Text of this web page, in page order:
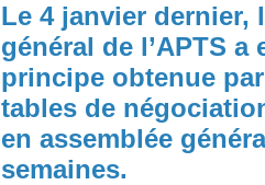
Le 4 janvier
général de l’APTS a
principe obtenue
tables de
en assemblée
semaines.